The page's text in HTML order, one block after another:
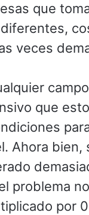
que
veces
que
Ahora bien,
problema
por